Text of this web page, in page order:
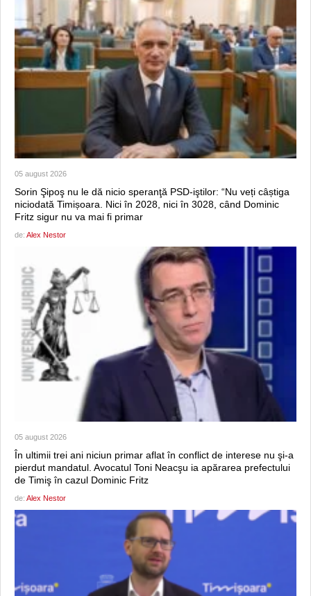
05 august 2026
Sorin Şipoş nu le dă nicio speranţă PSD-iştilor: “Nu veți câștiga
niciodată Timișoara. Nici în 2028, nici în 3028, când Dominic
Fritz sigur nu va mai fi primar
de: Alex Nestor
05 august 2026
În ultimii trei ani niciun primar aflat în conflict de interese nu şi-a
pierdut mandatul. Avocatul Toni Neacşu ia apărarea prefectului
de Timiş în cazul Dominic Fritz
de: Alex Nestor